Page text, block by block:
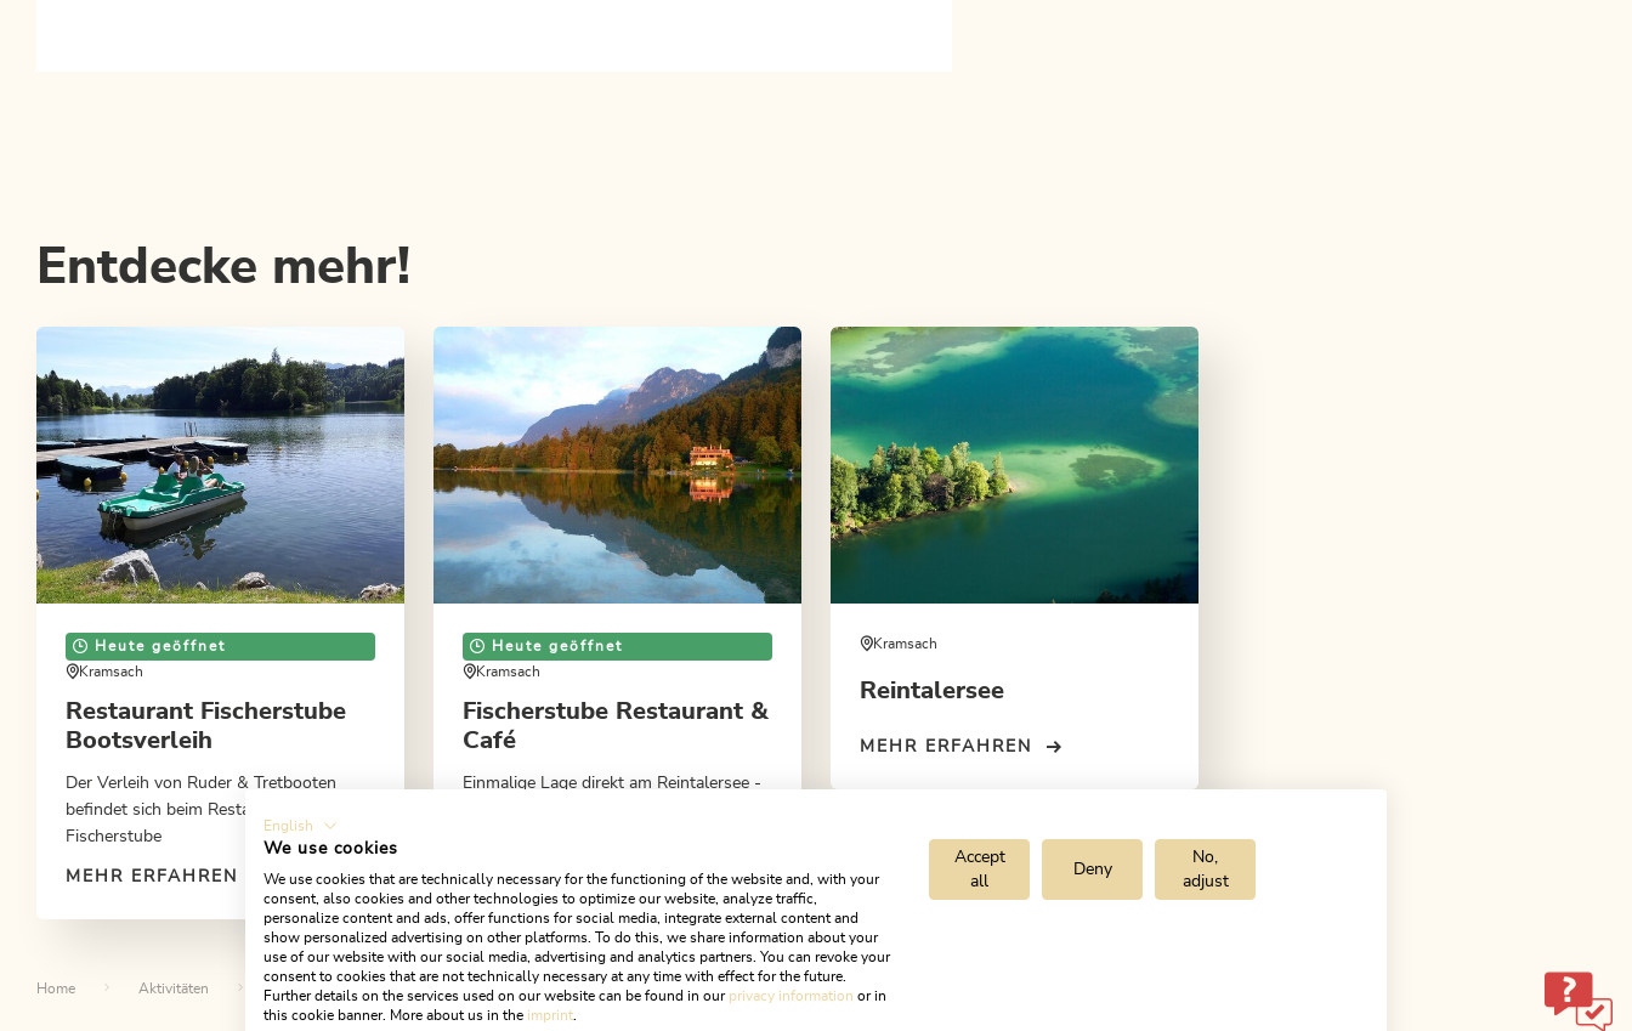
Entdecke mehr!
Heute geöffnet
Kramsach
Restaurant Fischerstube
Bootsverleih
Der Verleih von Ruder & Tretbooten
befindet sich beim Restaurant
Fischerstube
MEHR ERFAHREN
Heute geöffnet
Kramsach
Fischerstube Restaurant &
Café
Einmalige Lage direkt am Reintalersee -
MEHR ERFAHREN
Kramsach
Reintalersee
MEHR ERFAHREN
Home Aktivitäten Seen & Schwimmbäder Reintalersee Angeln am Reintalersee
English
We use cookies
We use cookies that are technically necessary for the functioning of the website and, with your
consent, also cookies and other technologies to optimize our website, analyze traffic,
personalize content and ads, offer functions for social media, integrate external content and
show personalized advertising on other platforms. To do this, we share information about your
use of our website with our social media, advertising and analytics partners. You can revoke your
consent to cookies that are not technically necessary at any time with effect for the future.
Further details on the services used on our website can be found in our privacy information or in
this cookie banner. More about us in the imprint.
Accept
all
Deny
No,
adjust